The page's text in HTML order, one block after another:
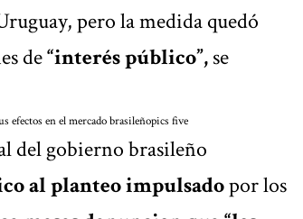
pero la medida quedó
de“interés público”,se
efectos en el mercado brasileñopics five
del gobierno brasileño
al planteo impulsadopor los